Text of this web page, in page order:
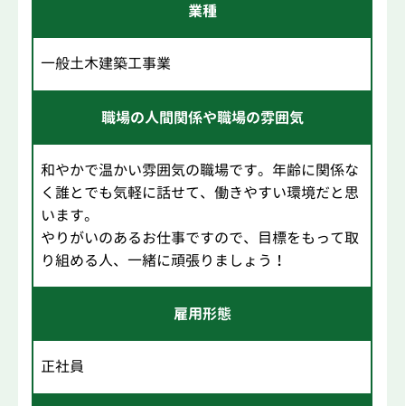
業種
一般土木建築工事業
職場の人間関係や職場の雰囲気
和やかで温かい雰囲気の職場です。年齢に関係な
く誰とでも気軽に話せて、働きやすい環境だと思
います。
やりがいのあるお仕事ですので、目標をもって取
り組める人、一緒に頑張りましょう！
雇用形態
正社員